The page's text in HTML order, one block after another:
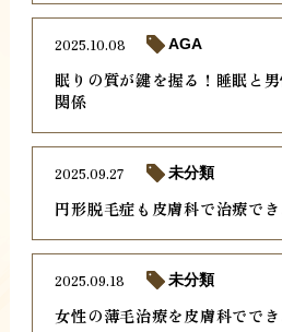
眠りの質が鍵を握る！睡眠と
関係
2025.10.08 AGA
円形脱毛症も皮膚科で治療でき
2025.09.27 未分類
女性の薄毛治療を皮膚科ででき
2025.09.18 未分類